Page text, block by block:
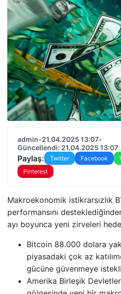
admin•21.04.2025 13:07•
Güncellendi: 21.04.2025 13:07
Paylaş: Twitter Facebook
Pinterest
Makroekonomik istikrarsızlık
performansını
ayı boyunca yeni zirveleri
Bitcoin 88.000 dolara
piyasadaki çok az
gücüne güvenmeye
Amerika Birleşik